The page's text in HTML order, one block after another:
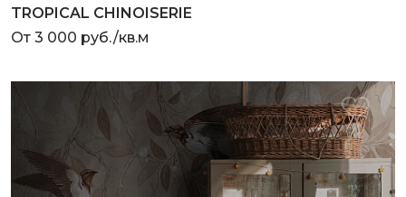
TROPICAL CHINOISERIE
От 3 000 руб./кв.м